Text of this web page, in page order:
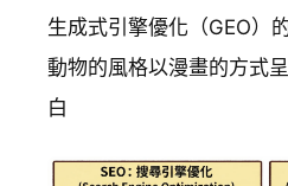
生成式引擎優化（GEO）
動物的風格以漫畫的方式
白